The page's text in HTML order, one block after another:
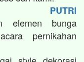
PUTRI
elemen bunga
pernikahan